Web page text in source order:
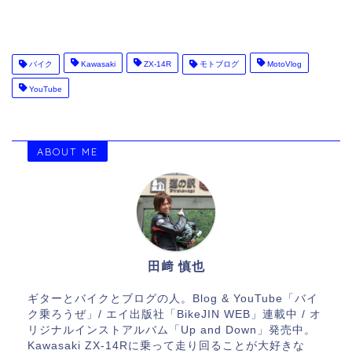
バイク Kawasaki ZX-14R モトブログ MotoVlog
YouTube
ABOUT ME
田﨑 慎也
ギターとバイクとブログの人。Blog & YouTube「バイ
ク乗ろうぜ」/ エイ出版社「BikeJIN WEB」連載中 / オ
リジナルインストアルバム「Up and Down」発売中。
Kawasaki ZX-14Rに乗って走り回ることが大好きな